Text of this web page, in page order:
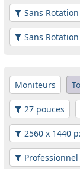
Sans
Sans
Moniteurs
27 pouces
2560 x 1440
Professionnel